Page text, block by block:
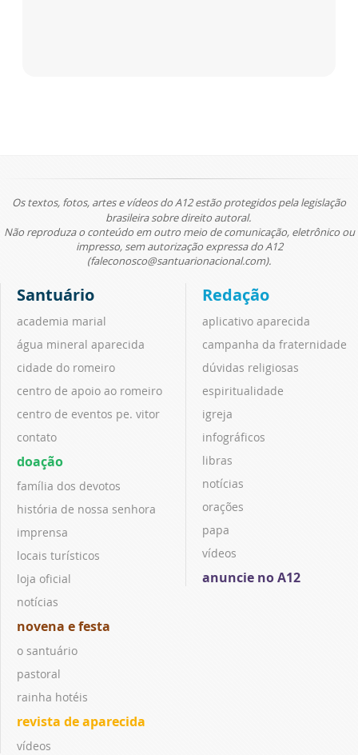
Os textos, fotos, artes e vídeos do A12 estão protegidos pela legislação
brasileira sobre direito autoral.
Não reproduza o conteúdo em outro meio de comunicação, eletrônico ou
impresso, sem autorização expressa do A12
(faleconosco@santuarionacional.com).
Santuário
academia marial
água mineral aparecida
cidade do romeiro
centro de apoio ao romeiro
centro de eventos pe. vitor
contato
doação
família dos devotos
história de nossa senhora
imprensa
locais turísticos
loja oficial
notícias
novena e festa
o santuário
pastoral
rainha hotéis
revista de aparecida
vídeos
Redação
aplicativo aparecida
campanha da fraternidade
dúvidas religiosas
espiritualidade
igreja
infográficos
libras
notícias
orações
papa
vídeos
anuncie no A12